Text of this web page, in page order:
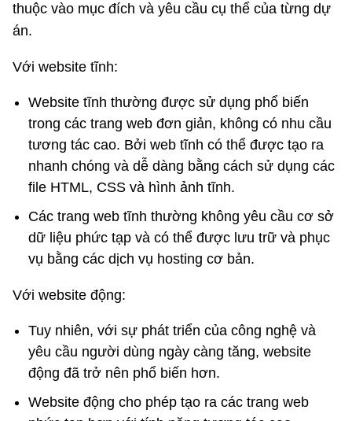
thuộc vào mục đích và yêu cầu cụ thể của từng dự
án.
Với website tĩnh:
Website tĩnh thường được sử dụng phổ biến
trong các trang web đơn giản, không có nhu cầu
tương tác cao. Bởi web tĩnh có thể được tạo ra
nhanh chóng và dễ dàng bằng cách sử dụng các
file HTML, CSS và hình ảnh tĩnh.
Các trang web tĩnh thường không yêu cầu cơ sở
dữ liệu phức tạp và có thể được lưu trữ và phục
vụ bằng các dịch vụ hosting cơ bản.
Với website động:
Tuy nhiên, với sự phát triển của công nghệ và
yêu cầu người dùng ngày càng tăng, website
động đã trở nên phổ biến hơn.
Website động cho phép tạo ra các trang web